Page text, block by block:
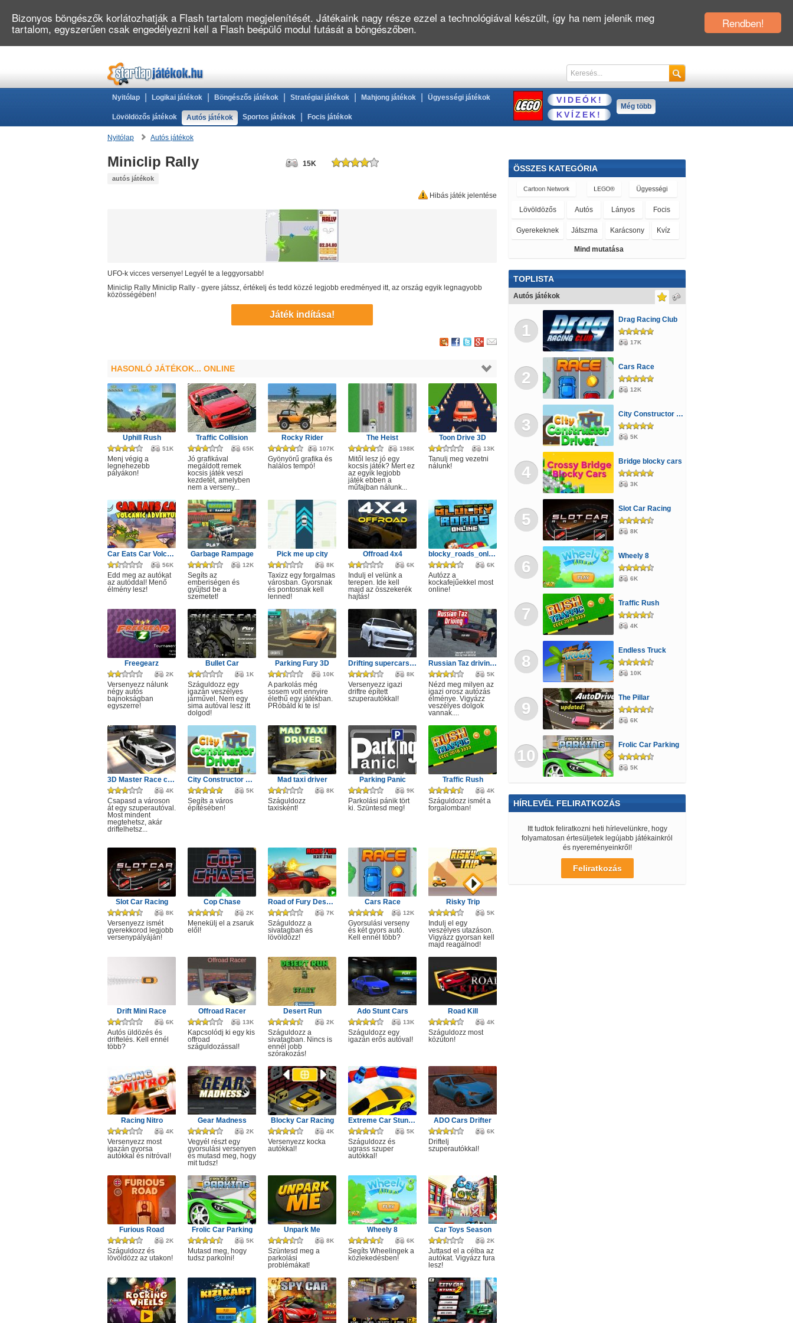
Nyitólap Logikai játékok Böngészős játékok Stratégiai játékok Mahjong játékok Ügyességi játékok
Lövöldözős játékok Autós játékok Sportos játékok Focis játékok
VIDEÓK!
KVÍZEK!
Még több
Nyitólap Autós játékok
Miniclip Rally
autós játékok
15K
Hibás játék jelentése
UFO-k vicces versenye! Legyél te a leggyorsabb!
Miniclip Rally
- gyere játssz, értékelj és tedd közzé legjobb eredményed itt, az ország egyik legnagyobb
Miniclip Rally
közösségében!
Játék indítása!
HASONLÓ JÁTÉKOK... ONLINE
Uphill Rush
51K
Menj végig a
legnehezebb
pályákon!
Traffic Collision
65K
Jó grafikával
megáldott remek
kocsis játék veszi
kezdetét, amelyben
nem a verseny...
Rocky Rider
107K
Gyönyörű grafika és
halálos tempó!
The Heist
198K
Mitől lesz jó egy
kocsis játék? Mert ez
az egyik legjobb
játék ebben a
műfajban nálunk...
Toon Drive 3D
13K
Tanulj meg vezetni
nálunk!
Car Eats Car Volcanic Adventure
56K
Edd meg az autókat
az autóddal! Menő
élmény lesz!
Garbage Rampage
12K
Segíts az
emberiségen és
gyűjtsd be a
szemetet!
Pick me up city
8K
Taxizz egy forgalmas
városban. Gyorsnak
és pontosnak kell
lenned!
Offroad 4x4
6K
Indulj el velünk a
terepen. Ide kell
majd az összekerék
hajtás!
blocky_roads_online
6K
Autózz a
kockafejűekkel most
online!
Freegearz
2K
Versenyezz nálunk
négy autós
bajnokságban
egyszerre!
Bullet Car
1K
Száguldozz egy
igazán veszélyes
járművel. Nem egy
sima autóval lesz itt
dolgod!
Parking Fury 3D
10K
A parkolás még
sosem volt ennyire
élethű egy játékban.
PRóbáld ki te is!
Drifting supercars racing 3D
8K
Versenyezz igazi
driftre épített
szuperautókkal!
Russian Taz driving 2
5K
Nézd meg milyen az
igazi orosz autózás
élménye. Vigyázz
veszélyes dolgok
vannak....
3D Master Race city drift
4K
Csapasd a városon
át egy szuperautóval.
Most mindent
megtehetsz, akár
driftelhetsz...
City Constructor Driver 3D
5K
Segíts a város
építésében!
Mad taxi driver
8K
Száguldozz
taxisként!
Parking Panic
9K
Parkolási pánik tört
ki. Szüntesd meg!
Traffic Rush
4K
Száguldozz ismét a
forgalomban!
Slot Car Racing
8K
Versenyezz ismét
gyerekkorod legjobb
versenypályáján!
Cop Chase
2K
Menekülj el a zsaruk
elől!
Road of Fury Desert Strike
7K
Száguldozz a
sivatagban és
lövöldözz!
Cars Race
12K
Gyorsulási verseny
és két gyors autó.
Kell ennél több?
Risky Trip
5K
Indulj el egy
veszélyes utazáson.
Vigyázz gyorsan kell
majd reagálnod!
Drift Mini Race
6K
Autós üldözés és
driftelés. Kell ennél
több?
Offroad Racer
13K
Kapcsolódj ki egy kis
offroad
száguldozással!
Desert Run
2K
Száguldozz a
sivatagban. Nincs is
ennél jobb
szórakozás!
Ado Stunt Cars
13K
Száguldozz egy
igazán erős autóval!
Road Kill
4K
Száguldozz most
közúton!
Racing Nitro
4K
Versenyezz most
igazán gyorsa
autókkal és nitróval!
Gear Madness
2K
Vegyél részt egy
gyorsulási versenyen
és mutasd meg, hogy
mit tudsz!
Blocky Car Racing
4K
Versenyezz kocka
autókkal!
Extreme Car Stunts 3D
5K
Száguldozz és
ugrass szuper
autókkal!
ADO Cars Drifter
6K
Driftelj
szuperautókkal!
Furious Road
2K
Száguldozz és
lövöldözz az utakon!
Frolic Car Parking
5K
Mutasd meg, hogy
tudsz parkolni!
Unpark Me
8K
Szüntesd meg a
parkolási
problémákat!
Wheely 8
6K
Segíts Wheelingek a
közlekedésben!
Car Toys Season
2K
Juttasd el a célba az
autókat. Vigyázz fura
lesz!
ÖSSZES KATEGÓRIA
Mind mutatása
TOPLISTA
Autós játékok
1
Drag Racing Club
17K
2
Cars Race
12K
3
City Constructor Driver 3D
5K
4
Bridge blocky cars
3K
5
Slot Car Racing
8K
6
Wheely 8
6K
7
Traffic Rush
4K
8
Endless Truck
10K
9
The Pillar
6K
10
Frolic Car Parking
5K
HÍRLEVÉL FELIRATKOZÁS
Itt tudtok feliratkozni heti hírlevelünkre, hogy
folyamatosan értesüljetek legújabb játékainkról
és nyereményeinkről!
Feliratkozás
Rendben!
Bizonyos böngészők korlátozhatják a Flash tartalom megjelenítését. Játékaink nagy része ezzel a technológiával készült, így ha nem jelenik meg
tartalom, egyszerűen csak engedélyezni kell a Flash beépülő modul futását a böngészőben.